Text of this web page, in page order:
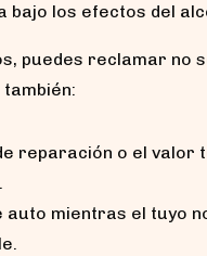
bajo los efectos del
puedes reclamar no
reparación o el valor
auto mientras el tuyo